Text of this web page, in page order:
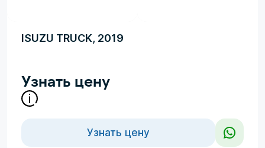
ISUZU TRUCK, 2019
Узнать цену
Узнать цену